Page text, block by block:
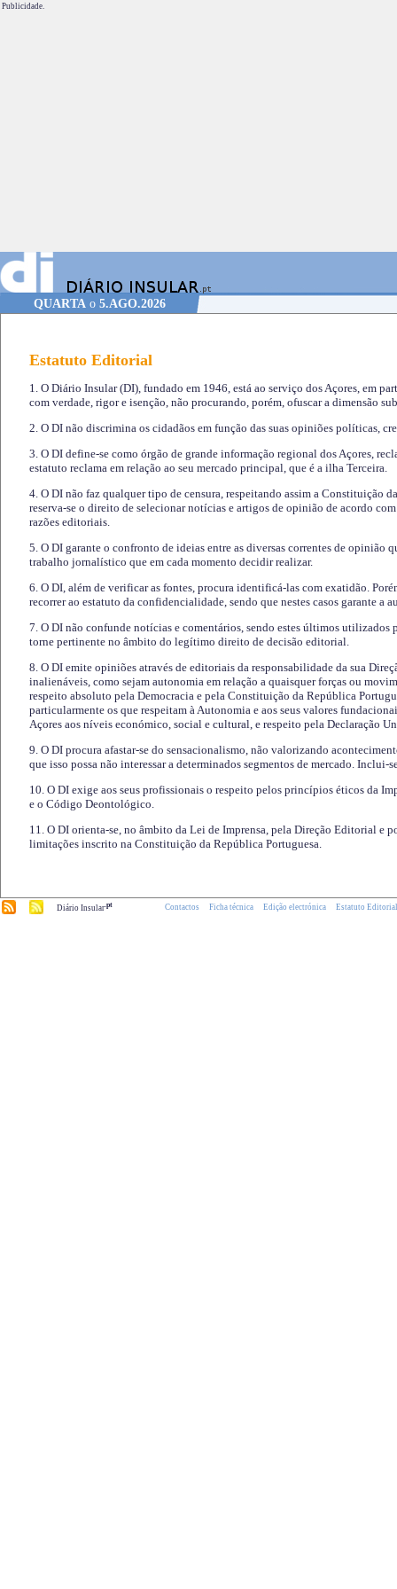
Publicidade.
QUARTA o 5.AGO.2026
Estatuto Editorial
1. O Diário Insular (DI), fundado em 1946, está ao serviço dos Açores, em
com verdade, rigor e isenção, não procurando, porém, ofuscar a dimensão
2. O DI não discrimina os cidadãos em função das suas opiniões políticas,
3. O DI define-se como órgão de grande informação regional dos Açores,
estatuto reclama em relação ao seu mercado principal, que é a ilha Terceira.
4. O DI não faz qualquer tipo de censura, respeitando assim a Constituição
reserva-se o direito de selecionar notícias e artigos de opinião de acordo
razões editoriais.
5. O DI garante o confronto de ideias entre as diversas correntes de opinião
trabalho jornalístico que em cada momento decidir realizar.
6. O DI, além de verificar as fontes, procura identificá-las com exatidão.
recorrer ao estatuto da confidencialidade, sendo que nestes casos garante a
7. O DI não confunde notícias e comentários, sendo estes últimos utilizados
torne pertinente no âmbito do legítimo direito de decisão editorial.
8. O DI emite opiniões através de editoriais da responsabilidade da sua
inalienáveis, como sejam autonomia em relação a quaisquer forças ou
respeito absoluto pela Democracia e pela Constituição da República
particularmente os que respeitam à Autonomia e aos seus valores
Açores aos níveis económico, social e cultural, e respeito pela Declaração
9. O DI procura afastar-se do sensacionalismo, não valorizando
que isso possa não interessar a determinados segmentos de mercado.
10. O DI exige aos seus profissionais o respeito pelos princípios éticos da
e o Código Deontológico.
11. O DI orienta-se, no âmbito da Lei de Imprensa, pela Direção Editorial e
limitações inscrito na Constituição da República Portuguesa.
Diário Insular.pt Contactos Ficha técnica Edição electrónica Estatuto Editorial